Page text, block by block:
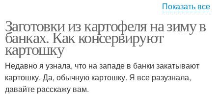
Картофель на зиму
Картофель в домашних
условиях
Заготовки с
пошаговыми фото
Картофель к заморозке
Показать все
Заготовки из картофеля на зиму в
банках. Как консервируют
картошку
Недавно я узнала, что на западе в банки закатывают
картошку. Да, обычную картошку. Я все разузнала,
давайте расскажу вам.